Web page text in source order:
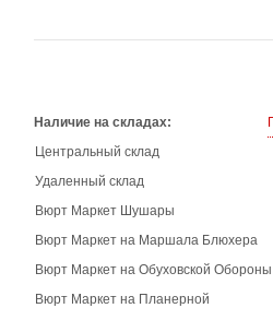
Наличие на складах:
Центральный склад
Удаленный склад
Вюрт Маркет Шушары
Вюрт Маркет на Маршала Блюхера
Вюрт Маркет на Обуховской Обороны
Вюрт Маркет на Планерной